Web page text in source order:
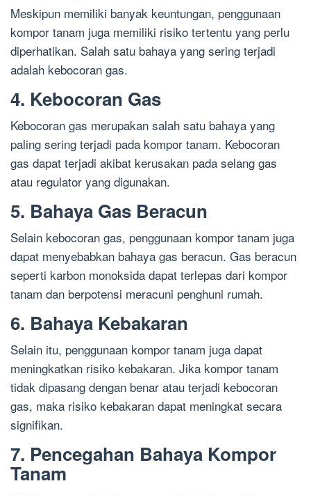
Meskipun memiliki banyak keuntungan, penggunaan
kompor tanam juga memiliki risiko tertentu yang perlu
diperhatikan. Salah satu bahaya yang sering terjadi
adalah kebocoran gas.
4. Kebocoran Gas
Kebocoran gas merupakan salah satu bahaya yang
paling sering terjadi pada kompor tanam. Kebocoran
gas dapat terjadi akibat kerusakan pada selang gas
atau regulator yang digunakan.
5. Bahaya Gas Beracun
Selain kebocoran gas, penggunaan kompor tanam juga
dapat menyebabkan bahaya gas beracun. Gas beracun
seperti karbon monoksida dapat terlepas dari kompor
tanam dan berpotensi meracuni penghuni rumah.
6. Bahaya Kebakaran
Selain itu, penggunaan kompor tanam juga dapat
meningkatkan risiko kebakaran. Jika kompor tanam
tidak dipasang dengan benar atau terjadi kebocoran
gas, maka risiko kebakaran dapat meningkat secara
signifikan.
7. Pencegahan Bahaya Kompor
Tanam